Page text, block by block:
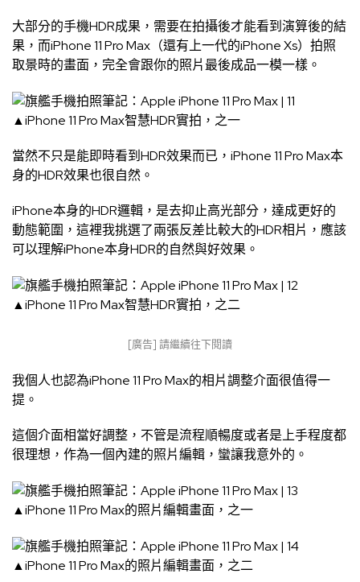
大部分的手機HDR成果，需要在拍攝後才能看到演算後的結
果，而iPhone 11 Pro Max（還有上一代的iPhone Xs）拍照
取景時的畫面，完全會跟你的照片最後成品一模一樣。
▲iPhone 11 Pro Max智慧HDR實拍，之一
當然不只是能即時看到HDR效果而已，iPhone 11 Pro Max本
身的HDR效果也很自然。
iPhone本身的HDR邏輯，是去抑止高光部分，達成更好的
動態範圍，這裡我挑選了兩張反差比較大的HDR相片，應該
可以理解iPhone本身HDR的自然與好效果。
▲iPhone 11 Pro Max智慧HDR實拍，之二
[廣告] 請繼續往下閱讀
我個人也認為iPhone 11 Pro Max的相片調整介面很值得一
提。
這個介面相當好調整，不管是流程順暢度或者是上手程度都
很理想，作為一個內建的照片編輯，蠻讓我意外的。
▲iPhone 11 Pro Max的照片編輯畫面，之一
▲iPhone 11 Pro Max的照片編輯畫面，之二